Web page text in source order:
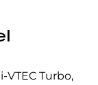
VTEC Turbo,